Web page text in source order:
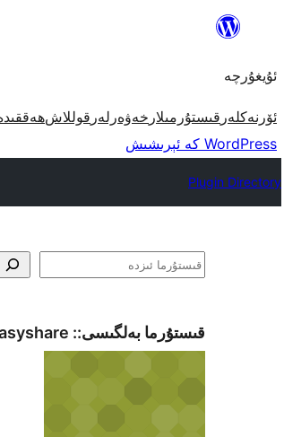
مەزمۇنغا
ئۇيغۇرچە
ئۆرنەكلەر قىستۇرمىلار خەۋەرلەر قوللاش
WordPress كە ئېرىشىش
Plugin Directory
ئىزدە
قىستۇرما بەلگىسى::